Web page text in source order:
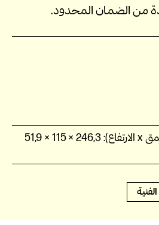
من الضمان المحدود.
246,3 × 115 × 51,9